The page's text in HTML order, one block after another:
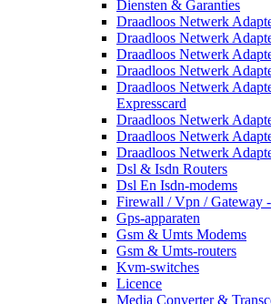
Diensten & Garanties
Draadloos Netwerk
Draadloos Netwerk
Draadloos Netwerk
Draadloos Netwerk
Draadloos Netwerk
Expresscard
Draadloos Netwerk
Draadloos Netwerk
Draadloos Netwerk
Dsl & Isdn Routers
Dsl En Isdn-modems
Firewall / Vpn / Gateway
Gps-apparaten
Gsm & Umts Modems
Gsm & Umts-routers
Kvm-switches
Licence
Media Converter &